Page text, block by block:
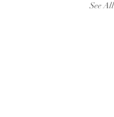
See All